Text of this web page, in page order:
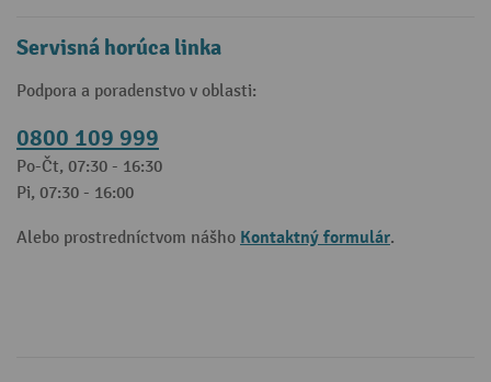
Servisná horúca linka
Podpora a poradenstvo v oblasti:
0800 109 999
Po-Čt, 07:30 - 16:30
Pi, 07:30 - 16:00
Alebo prostredníctvom nášho Kontaktný formulár.